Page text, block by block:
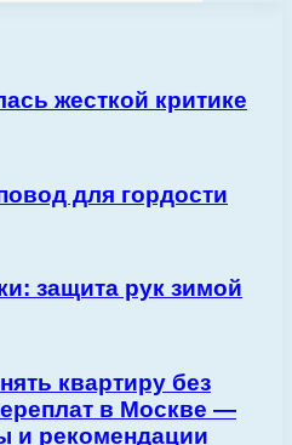
жесткой критике
для гордости
защита рук зимой
квартиру без
в Москве —
и рекомендации